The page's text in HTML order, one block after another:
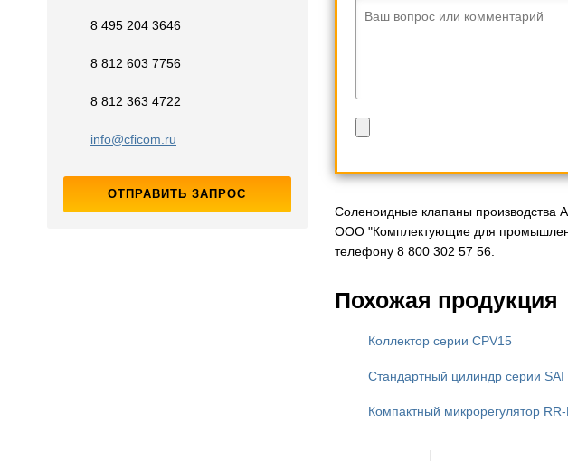
8 495 204 3646
8 812 603 7756
8 812 363 4722
info@cficom.ru
ОТПРАВИТЬ ЗАПРОС
Ваш вопрос или комментарий
Соленоидные клапаны производства
ООО "Комплектующие для
телефону 8 800 302 57 56.
Похожая продукция
Коллектор серии CPV15
Стандартный цилиндр серии SAI
Компактный микрорегулятор